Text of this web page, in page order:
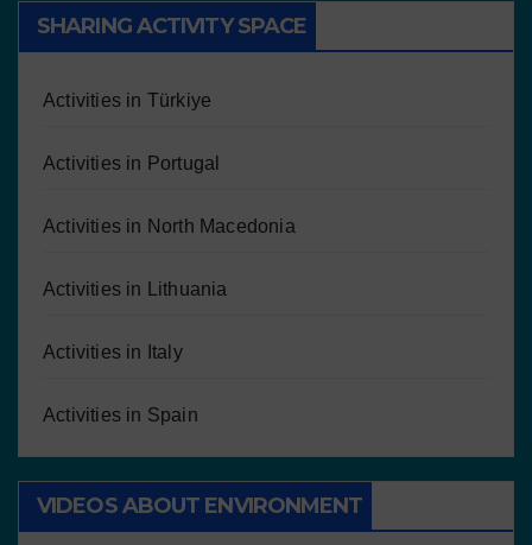
SHARING ACTIVITY SPACE
Activities in Türkiye
Activities in Portugal
Activities in North Macedonia
Activities in Lithuania
Activities in Italy
Activities in Spain
VIDEOS ABOUT ENVIRONMENT